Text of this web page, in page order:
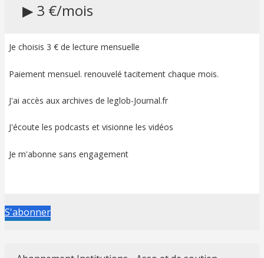
▶ 3 €/mois
Je choisis 3 € de lecture mensuelle
Paiement mensuel. renouvelé tacitement chaque mois.
J'ai accès aux archives de leglob-Journal.fr
J'écoute les podcasts et visionne les vidéos
Je m'abonne sans engagement
S'abonner